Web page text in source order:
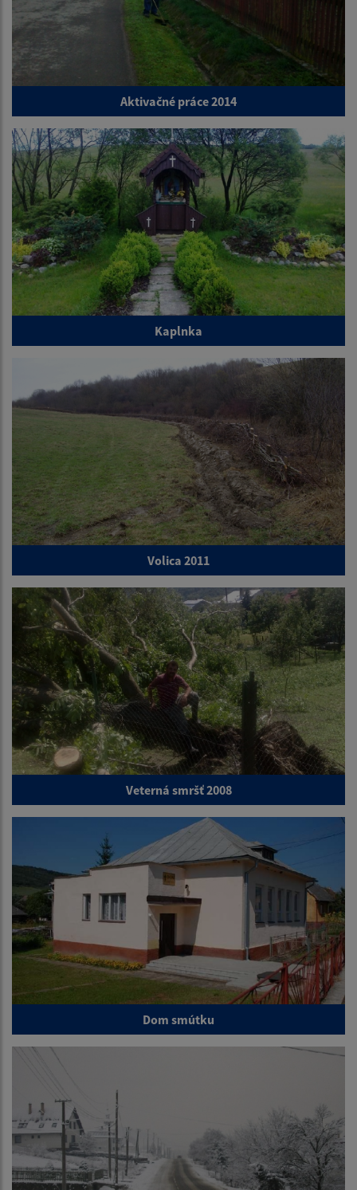
Aktivačné práce 2014
Kaplnka
Volica 2011
Veterná smršť 2008
Dom smútku